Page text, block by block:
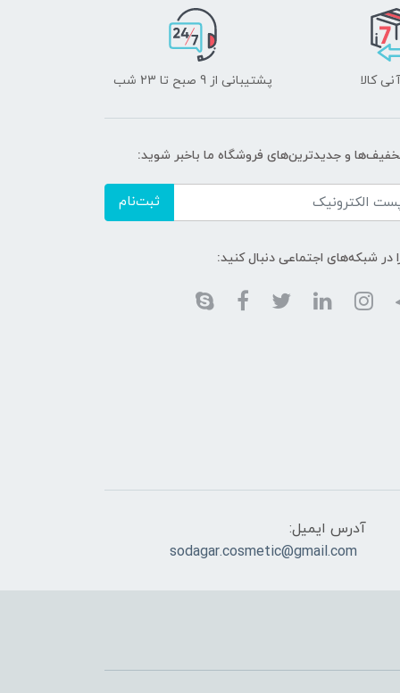
کالا پشتیبانی از 9 صبح تا 23 شب
و جدیدترین‌های فروشگاه ما باخبر شوید:
ثبت‌نام
در شبکه‌های اجتماعی دنبال کنید:
آدرس ایمیل:
sodagar.cosmetic@gmail.com